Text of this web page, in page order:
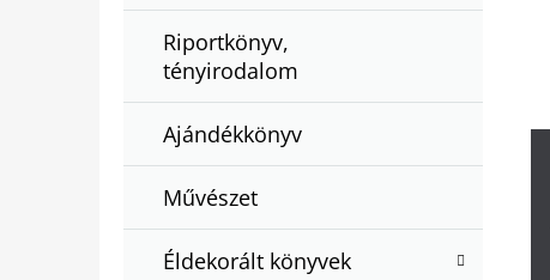
Riportkönyv,
tényirodalom
Ajándékkönyv
Művészet
Éldekorált könyvek